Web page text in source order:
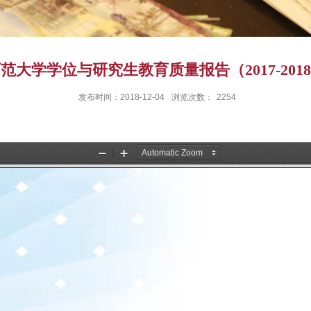
大学学位与研究生教育质量报告（2017-
发布时间：2018-12-04 浏览次数： 2254